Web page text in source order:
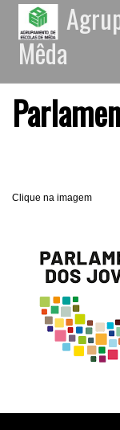
Mêda
Clique na imagem